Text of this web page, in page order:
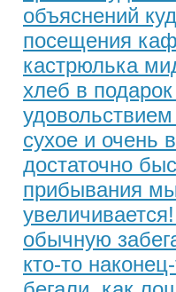
объяснений
посещения
кастрюлька
хлеб в
сухое и очень
достаточно
прибывания
обычную
кто-то